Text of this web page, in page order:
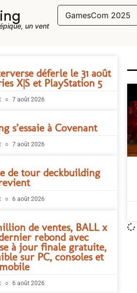
un vent
GamesCom 2025
déferle le 31 août
X|S et PlayStation 5
7 août 2026
s’essaie à Covenant
7 août 2026
de tour deckbuilding
6 août 2026
de ventes, BALL x
rebond avec
à jour finale gratuite,
sur PC, consoles et
mobile
6 août 2026